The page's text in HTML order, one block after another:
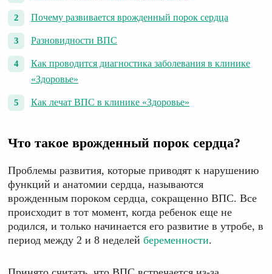
Почему развивается врожденный порок сердца
Разновидности ВПС
Как проводится диагностика заболевания в клинике
«Здоровье»
Как лечат ВПС в клинике «Здоровье»
Что такое врожденный порок сердца?
Проблемы развития, которые приводят к нарушению
функций и анатомии сердца, называются
врожденным пороком сердца, сокращенно ВПС. Все
происходит в тот момент, когда ребенок еще не
родился, и только начинается его развитие в утробе, в
период между 2 и 8 неделей беременности.